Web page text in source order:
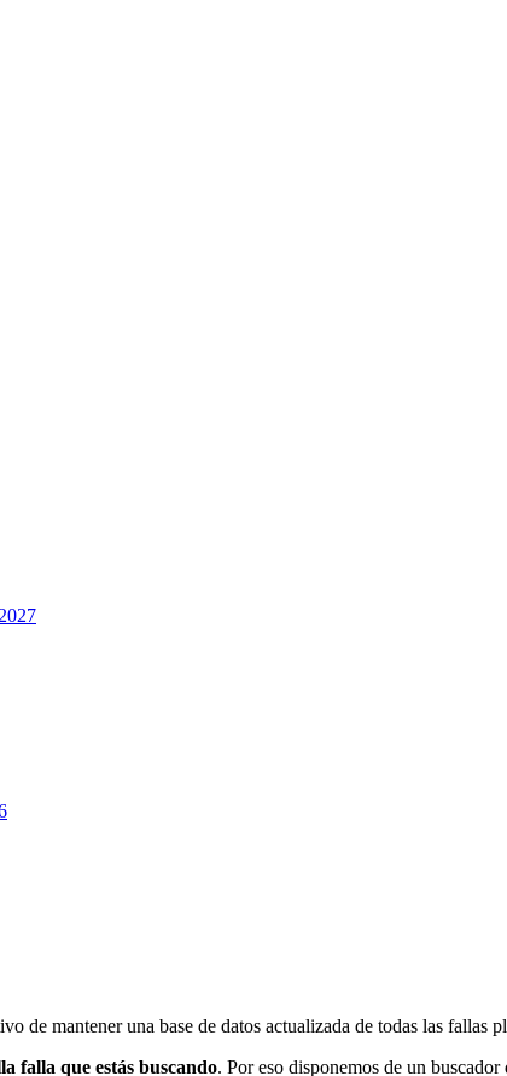
de mantener una base de datos actualizada de todas las fallas
falla que estás buscando. Por eso disponemos de un